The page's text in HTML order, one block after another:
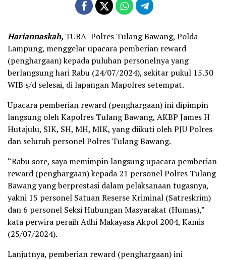
Hariannaskah, TUBA- Polres Tulang Bawang, Polda
Lampung, menggelar upacara pemberian reward
(penghargaan) kepada puluhan personelnya yang
berlangsung hari Rabu (24/07/2024), sekitar pukul 15.30
WIB s/d selesai, di lapangan Mapolres setempat.
Upacara pemberian reward (penghargaan) ini dipimpin
langsung oleh Kapolres Tulang Bawang, AKBP James H
Hutajulu, SIK, SH, MH, MIK, yang diikuti oleh PJU Polres
dan seluruh personel Polres Tulang Bawang.
“Rabu sore, saya memimpin langsung upacara pemberian
reward (penghargaan) kepada 21 personel Polres Tulang
Bawang yang berprestasi dalam pelaksanaan tugasnya,
yakni 15 personel Satuan Reserse Kriminal (Satreskrim)
dan 6 personel Seksi Hubungan Masyarakat (Humas),”
kata perwira peraih Adhi Makayasa Akpol 2004, Kamis
(25/07/2024).
Lanjutnya, pemberian reward (penghargaan) ini